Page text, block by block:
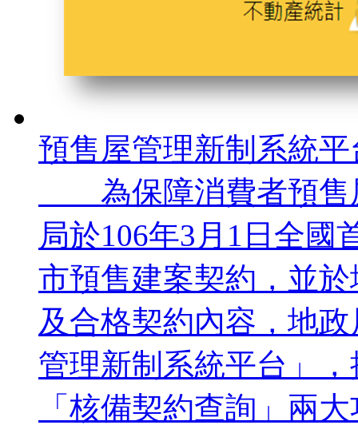
預售屋管理新制系統
為保障消費者預售
局於106年3月1日全國
市預售建案契約，並
及合格契約內容，地
管理新制系統平台」
「核備契約查詢」兩